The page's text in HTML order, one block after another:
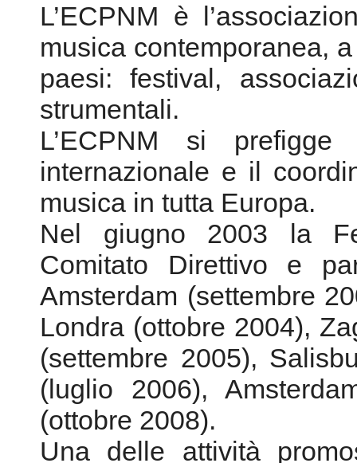
L’ECPNM è
musica contemporanea,
paesi: festival,
strumentali.
L’ECPNM si
internazionale e il
musica in tutta Europa.
Nel giugno 2003 la
Comitato Direttivo e
Amsterdam (settembre
Londra (ottobre 2004),
(settembre 2005),
(luglio 2006),
(ottobre 2008).
Una delle attività